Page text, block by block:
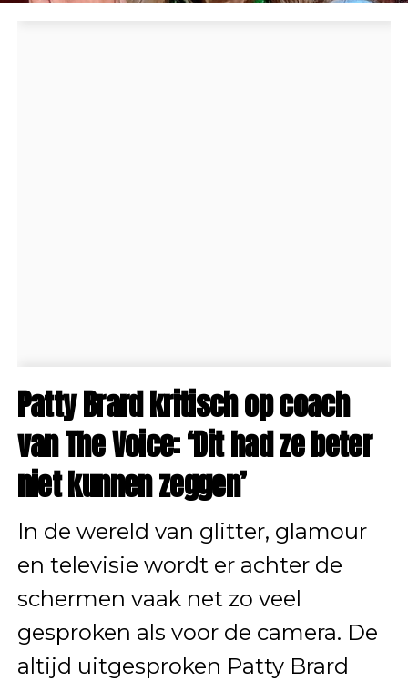
Patty Brard kritisch op coach
van The Voice: ‘Dit had ze beter
niet kunnen zeggen’
In de wereld van glitter, glamour
en televisie wordt er achter de
schermen vaak net zo veel
gesproken als voor de camera. De
altijd uitgesproken Patty Brard